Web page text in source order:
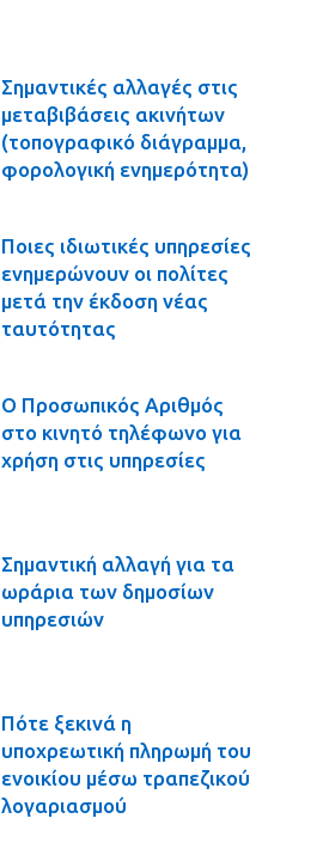
Σημαντικές αλλαγές στις
μεταβιβάσεις ακινήτων
(τοπογραφικό διάγραμμα,
φορολογική ενημερότητα)
Ποιες ιδιωτικές υπηρεσίες
ενημερώνουν οι πολίτες
μετά την έκδοση νέας
ταυτότητας
Ο Προσωπικός Αριθμός
στο κινητό τηλέφωνο για
χρήση στις υπηρεσίες
Σημαντική αλλαγή για τα
ωράρια των δημοσίων
υπηρεσιών
Πότε ξεκινά η
υποχρεωτική πληρωμή του
ενοικίου μέσω τραπεζικού
λογαριασμού